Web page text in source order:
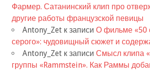
Фармер. Сатанинский клип про
другие работы французской певицы
Antony_Zet к записи О фильме «50
серого»: чудовищный сюжет и
Antony_Zet к записи Смысл клипа
группы «Rammstein». Как Раммы